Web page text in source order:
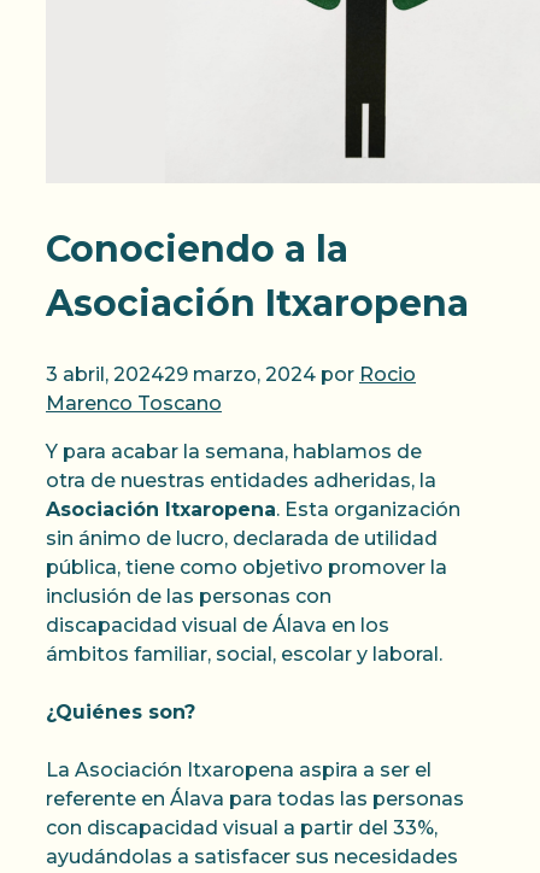
Conociendo a la
Asociación Itxaropena
3 abril, 202429 marzo, 2024 por Rocio
Marenco Toscano
Y para acabar la semana, hablamos de
otra de nuestras entidades adheridas, la
Asociación Itxaropena. Esta organización
sin ánimo de lucro, declarada de utilidad
pública, tiene como objetivo promover la
inclusión de las personas con
discapacidad visual de Álava en los
ámbitos familiar, social, escolar y laboral.
¿Quiénes son?
La Asociación Itxaropena aspira a ser el
referente en Álava para todas las personas
con discapacidad visual a partir del 33%,
ayudándolas a satisfacer sus necesidades